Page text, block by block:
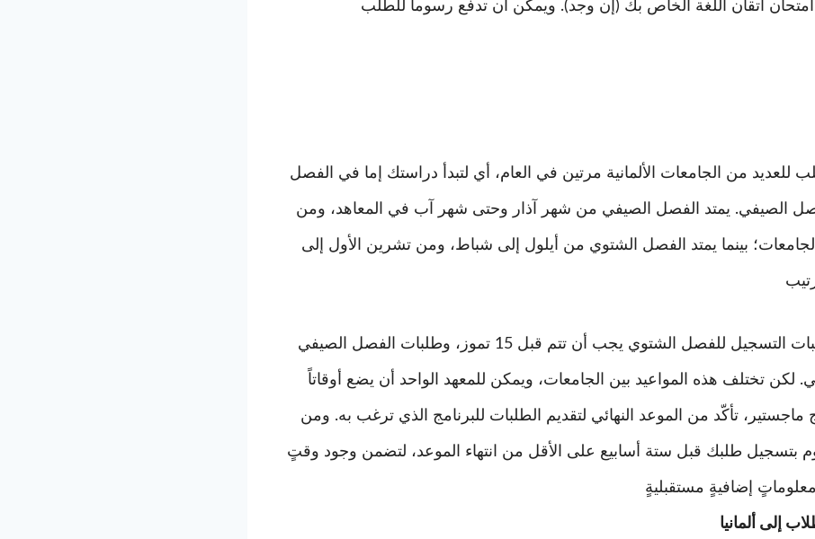
للعديد من الجامعات الألمانية مرتين في العام، أي لتبدأ دراستك إما في الفصل
الصيفي. يمتد الفصل الصيفي من شهر آذار وحتى شهر آب في المعاهد، ومن
بينما يمتد الفصل الشتوي من أيلول إلى شباط، ومن تشرين الأول إلى
بشكلٍ عام، إن طلبات التسجيل للفصل الشتوي يجب أن تتم قبل 15 تموز، وطلبات الفصل الصيفي
الثاني. لكن تختلف هذه المواعيد بين الجامعات، ويمكن للمعهد الواحد أن يضع أوقاتاً
ماجستير، تأكّد من الموعد النهائي لتقديم الطلبات للبرنامج الذي ترغب به. ومن
بتسجيل طلبك قبل ستة أسابيع على الأقل من انتهاء الموعد، لتضمن وجود وقتٍ
إلى ألمانيا